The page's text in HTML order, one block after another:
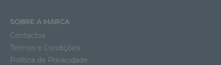
SOBRE A MARCA
Contactos
Termos e Condições
Política de Privacidade